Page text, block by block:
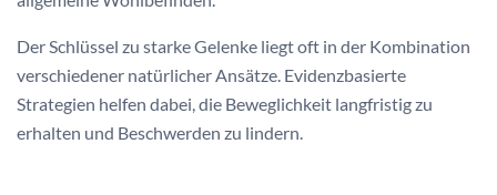
Der Schlüssel zu starke Gelenke liegt oft in der Kombination
verschiedener natürlicher Ansätze. Evidenzbasierte
Strategien helfen dabei, die Beweglichkeit langfristig zu
erhalten und Beschwerden zu lindern.